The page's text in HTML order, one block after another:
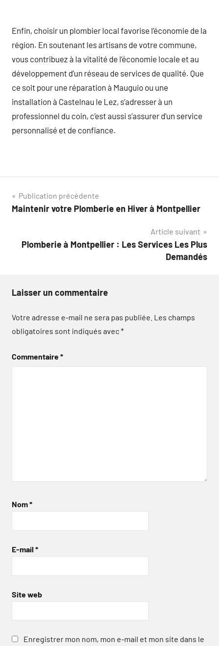
Enfin, choisir un plombier local favorise l’économie de la
région. En soutenant les artisans de votre commune,
vous contribuez à la vitalité de l’économie locale et au
développement d’un réseau de services de qualité. Que
ce soit pour une réparation à Mauguio ou une
installation à Castelnau le Lez, s’adresser à un
professionnel du coin, c’est aussi s’assurer d’un service
personnalisé et de confiance.
Navigation
de
Publication précédente
Maintenir votre Plomberie en Hiver à Montpellier
Article suivant
Plomberie à Montpellier : Les Services Les Plus
Demandés
Laisser un commentaire
Votre adresse e-mail ne sera pas publiée. Les champs
obligatoires sont indiqués avec*
Commentaire*
Nom*
E-mail *
Site web
Enregistrer mon nom, mon e-mail et mon site dans le